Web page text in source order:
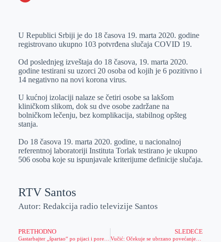
e
Is
p
p
a
l
U Republici Srbiji je do 18 časova 19. marta 2020. godine
registrovano ukupno 103 potvrđena slučaja COVID 19.
Od poslednjeg izveštaja do 18 časova, 19. marta 2020.
godine testirani su uzorci 20 osoba od kojih je 6 pozitivno i
14 negativno na novi korona virus.
U kućnoj izolaciji nalaze se četiri osobe sa lakšom
kliničkom slikom, dok su dve osobe zadržane na
bolničkom lečenju, bez komplikacija, stabilnog opšteg
stanja.
Do 18 časova 19. marta 2020. godine, u nacionalnoj
referentnoj laboratoriji Instituta Torlak testirano je ukupno
506 osoba koje su ispunjavale kriterijume definicije slučaja.
RTV Santos
Autor: Redakcija radio televizije Santos
PRETHODNO
Gastarbajter „špartao“ po pijaci i pored mere samoizolacije: Kazna 300.000!
SLEDEĆE